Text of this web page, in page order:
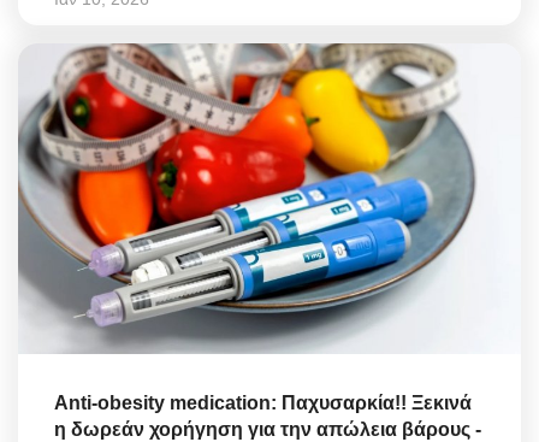
Anti-obesity medication: Παχυσαρκία!! Ξεκινά
η δωρεάν χορήγηση για την απώλεια βάρους -